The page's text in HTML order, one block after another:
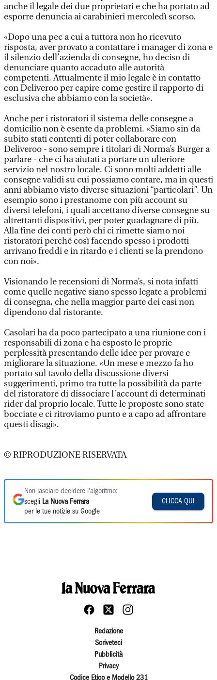
anche il legale dei due proprietari e che ha portato ad
esporre denuncia ai carabinieri mercoledì scorso.
«Dopo una pec a cui a tuttora non ho ricevuto
risposta, aver provato a contattare i manager di zona e
il silenzio dell’azienda di consegne, ho deciso di
denunciare quanto accaduto alle autorità
competenti. Attualmente il mio legale è in contatto
con Deliveroo per capire come gestire il rapporto di
esclusiva che abbiamo con la società».
Anche per i ristoratori il sistema delle consegne a
domicilio non è esente da problemi. «Siamo sin da
subito stati contenti di poter collaborare con
Deliveroo - sono sempre i titolari di Norma’s Burger a
parlare - che ci ha aiutati a portare un ulteriore
servizio nel nostro locale. Ci sono molti addetti alle
consegne validi su cui possiamo contare, ma in questi
anni abbiamo visto diverse situazioni “particolari”. Un
esempio sono i prestanome con più account su
diversi telefoni, i quali accettano diverse consegne su
altrettanti dispositivi, per poter guadagnare di più.
Alla fine dei conti però chi ci rimette siamo noi
ristoratori perché così facendo spesso i prodotti
arrivano freddi e in ritardo e i clienti se la prendono
con noi».
Visionando le recensioni di Norma’s, si nota infatti
come quelle negative siano spesso legate a problemi
di consegna, che nella maggior parte dei casi non
dipendono dal ristorante.
Casolari ha da poco partecipato a una riunione con i
responsabili di zona e ha esposto le proprie
perplessità presentando delle idee per provare e
migliorare la situazione. «Un mese e mezzo fa ho
portato sul tavolo della discussione diversi
suggerimenti, primo tra tutte la possibilità da parte
del ristoratore di dissociare l’account di determinati
rider dal proprio locale. Tutte le proposte sono state
bocciate e ci ritroviamo punto e a capo ad affrontare
questi disagi».
© RIPRODUZIONE RISERVATA
Non lasciare decidere l'algoritmo:
scegli La Nuova Ferrara
per le tue notizie su Google
CLICCA QUI
Redazione
Scriveteci
Pubblicità
Privacy
Codice Etico e Modello 231